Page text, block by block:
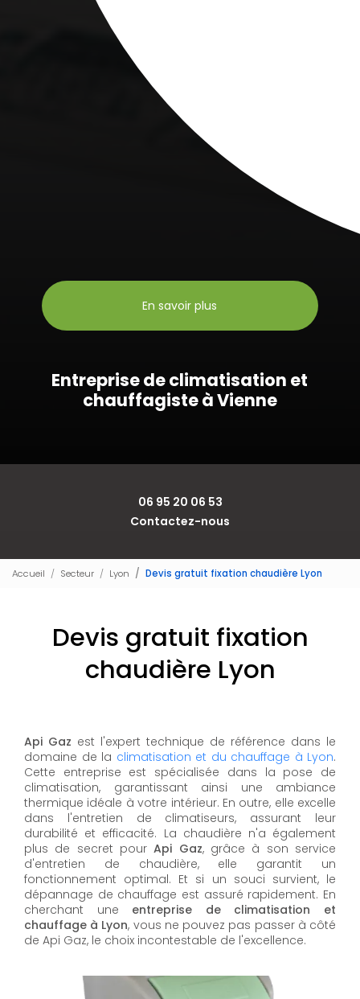
En savoir plus
Entreprise de climatisation et
chauffagiste à Vienne
06 95 20 06 53
Contactez-nous
Accueil Secteur Lyon Devis gratuit fixation chaudière Lyon
Devis gratuit fixation
chaudière Lyon
Api Gaz est l'expert technique de référence dans le
domaine de la climatisation et du chauffage à Lyon.
Cette entreprise est spécialisée dans la pose de
climatisation, garantissant ainsi une ambiance
thermique idéale à votre intérieur. En outre, elle excelle
dans l'entretien de climatiseurs, assurant leur
durabilité et efficacité. La chaudière n'a également
plus de secret pourApi Gaz, grâce à son service
d'entretien de chaudière, elle garantit un
fonctionnement optimal. Et si un souci survient, le
dépannage de chauffage est assuré rapidement. En
cherchant une entreprise de climatisation et
chauffage à Lyon, vous ne pouvez pas passer à côté
de Api Gaz, le choix incontestable de l'excellence.